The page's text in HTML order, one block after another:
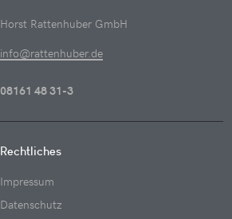
Horst Rattenhuber GmbH
info@rattenhuber.de
08161 48 31-3
Rechtliches
Impressum
Datenschutz